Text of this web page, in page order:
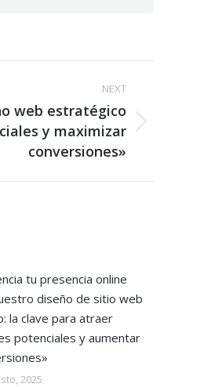
NEXT
web estratégico
y maximizar
conversiones»
tu presencia online
diseño de sitio web
la clave para atraer
potenciales y aumentar
2025